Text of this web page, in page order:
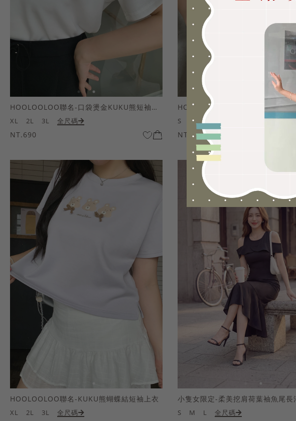
HOOLOOLOO聯名-口袋燙金KUKU熊短袖上衣
XL 2L 3L 全尺碼
NT.690
HOOLOOLOO聯名-KUKU熊蝴蝶
S M L 全尺碼
NT.690
HOOLOOLOO聯名-KUKU熊蝴蝶結短袖上衣
XL 2L 3L 全尺碼
小隻女限定-柔美挖肩荷葉袖魚尾長
S M L 全尺碼